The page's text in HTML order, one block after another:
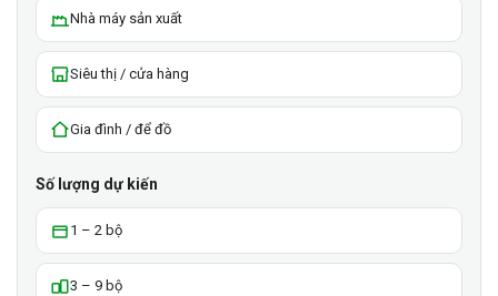
Nhà máy sản xuất
Siêu thị / cửa hàng
Gia đình / để đồ
Số lượng dự kiến
1 – 2 bộ
3 – 9 bộ